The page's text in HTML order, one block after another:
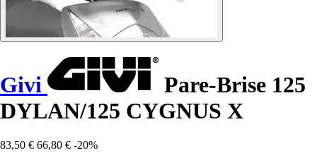
Givi
Pare-Brise 125
DYLAN/125 CYGNUS X
83,50 € 66,80 € -20%